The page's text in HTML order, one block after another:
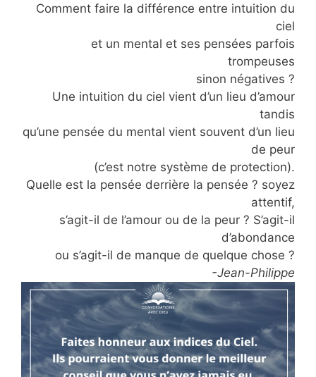
Comment faire la différence entre intuition du
ciel
et un mental et ses pensées parfois
trompeuses
sinon négatives ?
Une intuition du ciel vient d’un lieu d’amour
tandis
qu’une pensée du mental vient souvent d’un lieu
de peur
(c’est notre système de protection).
Quelle est la pensée derrière la pensée ? soyez
attentif,
s’agit-il de l’amour ou de la peur ? S’agit-il
d’abondance
ou s’agit-il de manque de quelque chose ?
-Jean-Philippe